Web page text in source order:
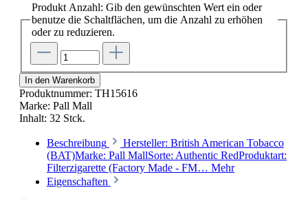
Produkt Anzahl: Gib den gewünschten Wert ein oder
benutze die Schaltflächen, um die Anzahl zu erhöhen
oder zu reduzieren.
In den Warenkorb
Produktnummer: TH15616
Marke: Pall Mall
Inhalt: 32 Stck.
Beschreibung
Hersteller: British American Tobacco
(BAT)Marke: Pall MallSorte: Authentic RedProduktart:
Filterzigarette (Factory Made - FM… Mehr
Eigenschaften